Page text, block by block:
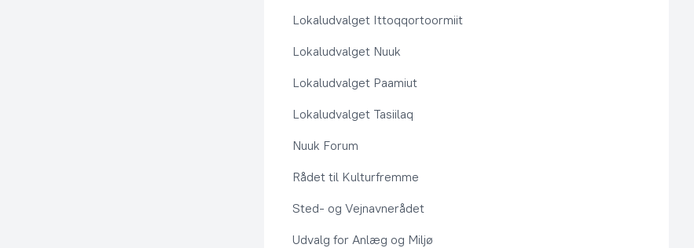
Lokaludvalget Ittoqqortoormiit
Lokaludvalget Nuuk
Lokaludvalget Paamiut
Lokaludvalget Tasiilaq
Nuuk Forum
Rådet til Kulturfremme
Sted- og Vejnavnerådet
Udvalg for Anlæg og Miljø